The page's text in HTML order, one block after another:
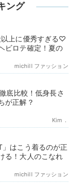
ング
以上に優秀すぎる♡
ビロテ確定！夏の
michill ファッション
底比較！低身長さ
が正解？
Kim．
はこう着るのが正
る！大人のこなれ
michill ファッション